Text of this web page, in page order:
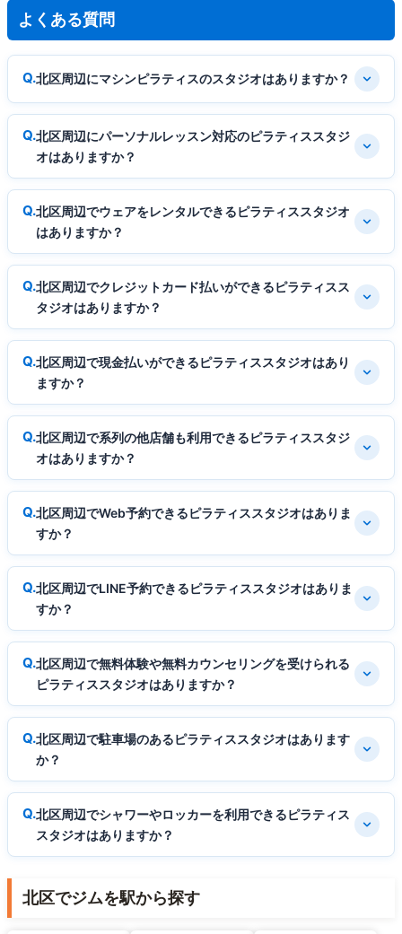
よくある質問
北区周辺にマシンピラティスのスタジオはありますか？
北区周辺にパーソナルレッスン対応のピラティススタジ
オはありますか？
北区周辺でウェアをレンタルできるピラティススタジオ
はありますか？
北区周辺でクレジットカード払いができるピラティスス
タジオはありますか？
北区周辺で現金払いができるピラティススタジオはあり
ますか？
北区周辺で系列の他店舗も利用できるピラティススタジ
オはありますか？
北区周辺でWeb予約できるピラティススタジオはありま
すか？
北区周辺でLINE予約できるピラティススタジオはありま
すか？
北区周辺で無料体験や無料カウンセリングを受けられる
ピラティススタジオはありますか？
北区周辺で駐車場のあるピラティススタジオはあります
か？
北区周辺でシャワーやロッカーを利用できるピラティス
スタジオはありますか？
北区でジムを駅から探す